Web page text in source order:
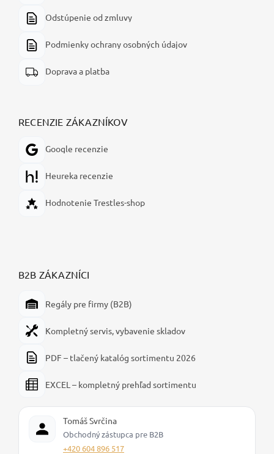
Odstúpenie od zmluvy
Podmienky ochrany osobných údajov
Doprava a platba
RECENZIE ZÁKAZNÍKOV
Google recenzie
Heureka recenzie
Hodnotenie Trestles-shop
B2B ZÁKAZNÍCI
Regály pre firmy (B2B)
Kompletný servis, vybavenie skladov
PDF – tlačený katalóg sortimentu 2026
EXCEL – kompletný prehľad sortimentu
Tomáš Svrčina
Obchodný zástupca pre B2B
+420 604 896 517